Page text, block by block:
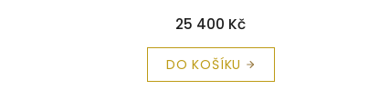
25 400 Kč
DO KOŠÍKU